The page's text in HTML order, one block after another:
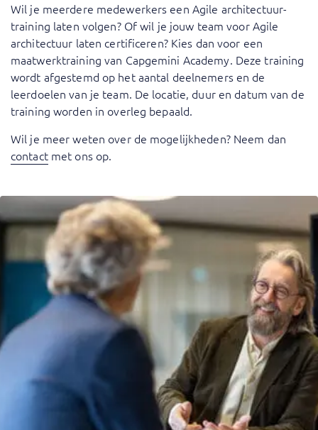
Wil je meerdere medewerkers een Agile architectuur-
training laten volgen? Of wil je jouw team voor Agile
architectuur laten certificeren? Kies dan voor een
maatwerktraining van Capgemini Academy. Deze training
wordt afgestemd op het aantal deelnemers en de
leerdoelen van je team. De locatie, duur en datum van de
training worden in overleg bepaald.
Wil je meer weten over de mogelijkheden? Neem dan
contactmet ons op.